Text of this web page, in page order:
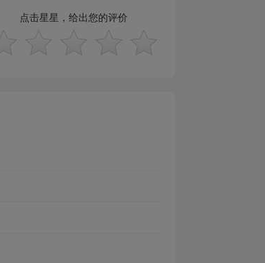
点击星星，给出您的评价